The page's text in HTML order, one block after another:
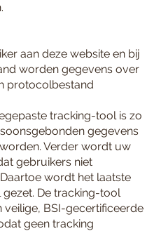
aan deze website en bij
worden gegevens over
protocolbestand
tracking-tool is zo
gegevens
Verder wordt uw
gebruikers niet
wordt het laatste
De tracking-tool
veilige, BSI-gecertificeerde
geen tracking